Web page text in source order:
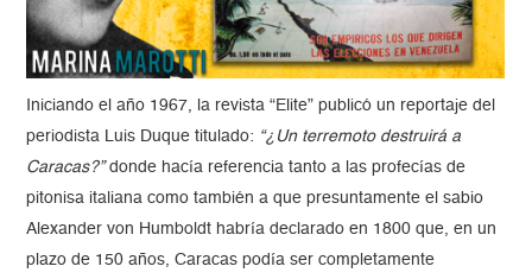
Iniciando el año 1967, la revista “Elite” publicó un reportaje del
periodista Luis Duque titulado: “¿Un terremoto destruirá a
Caracas?”donde hacía referencia tanto a las profecías de
pitonisa italiana como también a que presuntamente el sabio
Alexander von Humboldt habría declarado en 1800 que, en un
plazo de 150 años, Caracas podía ser completamente